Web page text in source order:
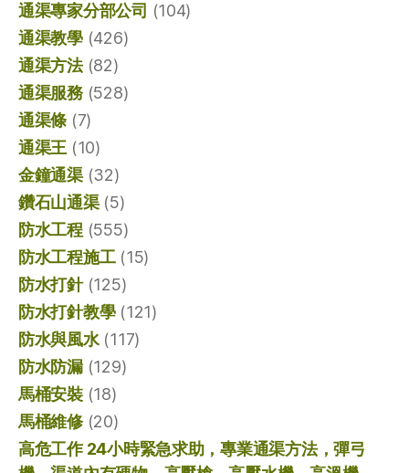
通渠專家分部公司 (104)
通渠教學(426)
通渠方法(82)
通渠服務(528)
通渠條 (7)
通渠王 (10)
金鐘通渠(32)
鑽石山通渠(5)
防水工程(555)
防水工程施工(15)
防水打針(125)
防水打針教學(121)
防水與風水(117)
防水防漏(129)
馬桶安裝(18)
馬桶維修(20)
高危工作 24小時緊急求助，專業通渠方法，彈弓